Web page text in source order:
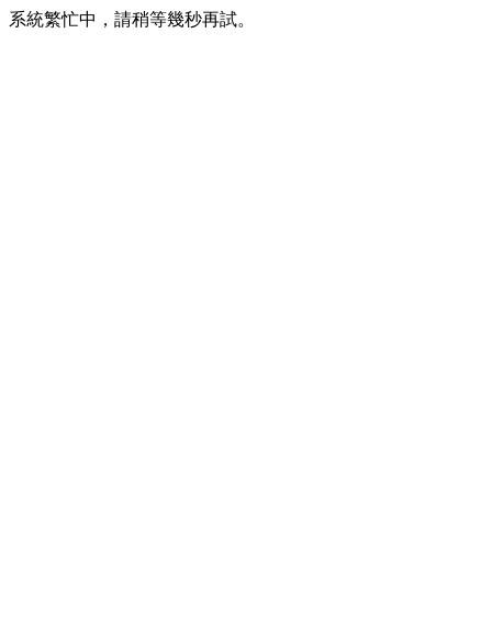
系統繁忙中，請稍等幾秒再試。